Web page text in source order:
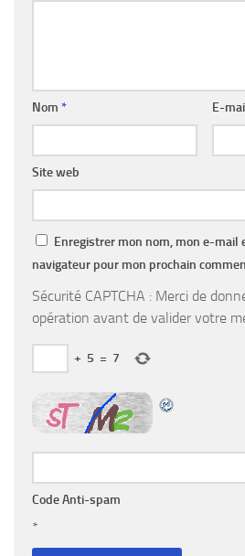
Nom * E-
Site web
Enregistrer mon nom, mon e-mail
navigateur pour mon prochain
Sécurité CAPTCHA : Merci de
opération avant de valider votre
+ 5 = 7
Code Anti-spam
*